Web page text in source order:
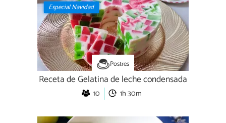
Especial Navidad
Postres
Receta de Gelatina de leche condensada
10 1h 30m